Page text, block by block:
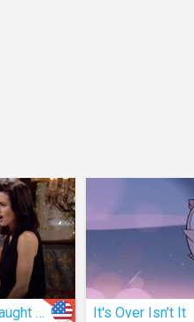
Friends: Chandler’s Caught Smoking (Season 1) It's Over Isn't It